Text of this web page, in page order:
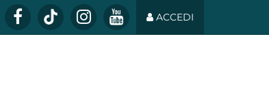
ACCEDI